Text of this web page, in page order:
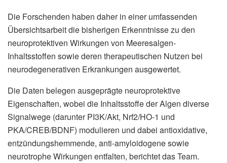
Die Forschenden haben daher in einer umfassenden
Übersichtsarbeit die bisherigen Erkenntnisse zu den
neuroprotektiven Wirkungen von Meeresalgen-
Inhaltsstoffen sowie deren therapeutischen Nutzen bei
neurodegenerativen Erkrankungen ausgewertet.
Die Daten belegen ausgeprägte neuroprotektive
Eigenschaften, wobei die Inhaltsstoffe der Algen diverse
Signalwege (darunter PI3K/Akt, Nrf2/HO-1 und
PKA/CREB/BDNF) modulieren und dabei antioxidative,
entzündungshemmende, anti-amyloidogene sowie
neurotrophe Wirkungen entfalten, berichtet das Team.